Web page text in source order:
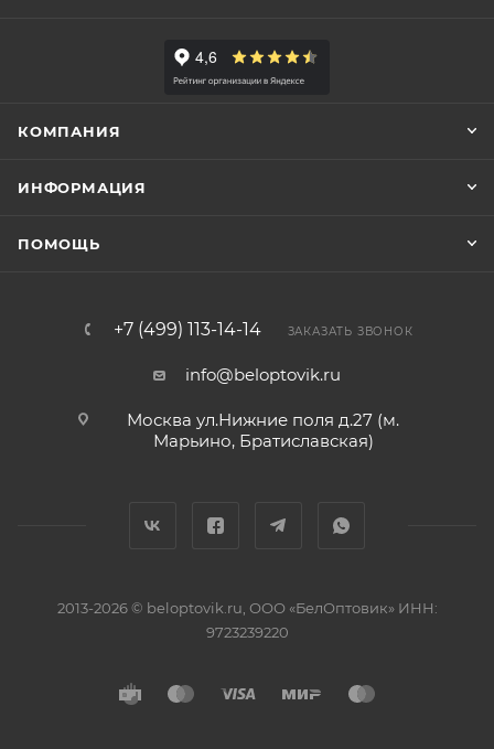
КОМПАНИЯ
ИНФОРМАЦИЯ
ПОМОЩЬ
+7 (499) 113-14-14 ЗАКАЗАТЬ ЗВОНОК
info@beloptovik.ru
Москва ул.Нижние поля д.27 (м.
Марьино, Братиславская)
2013-2026 © beloptovik.ru, ООО «БелОптовик» ИНН:
9723239220